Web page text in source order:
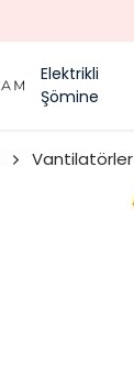
Elektrikli
Şömine
Vantilatörler